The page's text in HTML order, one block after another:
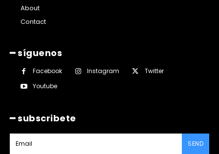
About
Contact
━ síguenos
Facebook Instagram
Twitter
Youtube
━ subscribete
SEND